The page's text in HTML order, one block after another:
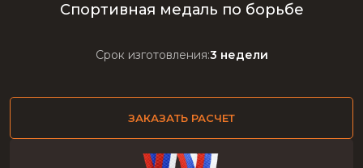
Спортивная медаль по борьбе
Срок изготовления:3 недели
ЗАКАЗАТЬ РАСЧЕТ